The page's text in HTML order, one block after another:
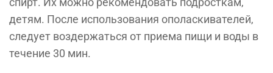
детям. После использования ополаскивателей,
следует воздержаться от приема пищи и воды в
течение 30 мин.